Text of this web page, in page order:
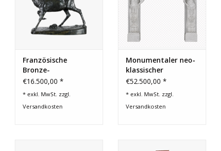
Französische
Bronze-
Hirschskulptur von
€16.500,00 *
* exkl. MwSt. zzgl.
Versandkosten
Monumentaler neo-
klassischer
Karyatidenkamin |
€52.500,00 *
* exkl. MwSt. zzgl.
Versandkosten